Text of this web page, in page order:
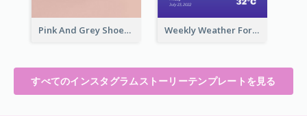
Pink And Grey Shoes Photo Shopping Instagram Story Weekly Weather Forecast Instagram Story
すべてのインスタグラムストーリーテンプレートを見る